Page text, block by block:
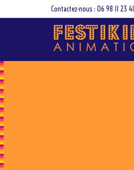
Contactez-nous : 06 98 11 23 41